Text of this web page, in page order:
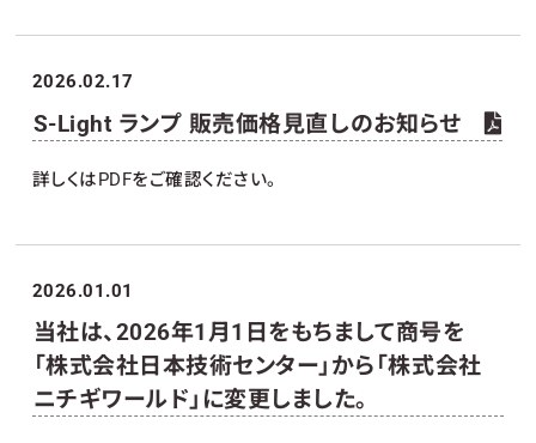
2026.02.17
S-Light ランプ 販売価格見直しのお知らせ
詳しくはPDFをご確認ください。
2026.01.01
当社は、2026年1月1日をもちまして商号を
「株式会社日本技術センター」から「株式会社
ニチギワールド」に変更しました。